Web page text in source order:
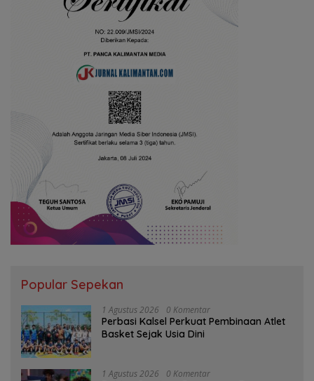
Popular Sepekan
1 Agustus 2026 0 Komentar
Perbasi Kalsel Perkuat Pembinaan Atlet
Basket Sejak Usia Dini
1 Agustus 2026 0 Komentar